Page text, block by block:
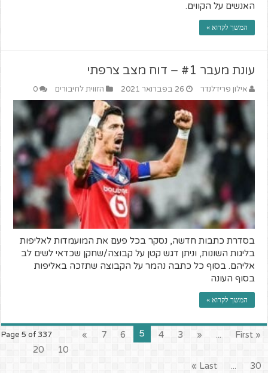
האנשים על הקווים.
המשך לקרוא »
עונת מעבר #1 – דוח מצב צרפתי
אילון פרידלנדר 26 בפברואר 2021 הזווית לחיבורים 0
בסדרת כתבות חדשה, נסקר בכל פעם את המועמדות לאליפות
בליגות השונות, וניתן דגש קטן על קבוצה/שחקן שכדאי לשים לב
אליהם. בסוף כל כתבה נהמר על הקבוצה שתזכה באליפות
בסוף העונה
המשך לקרוא »
Page 5 of 337 « First
...
«
3
4
5
6
7
»
10
20
30
...
Last »